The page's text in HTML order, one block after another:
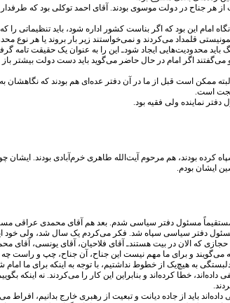
از هر جناح در دولت موسوی بودند. آقای احمد توکلی
امام این بود که اگر بناست کشور اداره شود، باید
قلمداد می‌کردند و نمی‌خواستند زیر بار بروند یا هر نوع
باید محدودیت‌هایی ایجاد شودـ این را به عنوان یک حقیقت تامه
می‌گفتند اگر امام در حال حاضر می‌گوید باید دست دولت بیشتر
ممکن است قبل از ما در آن دفتر عده‌ای هم بودند که نگاهشان
حجت است.
نماینده ولی فقیه بود.
کرده بودند، هم مرحوم آیت‌الله طاهری خرم‌آبادی بودند.
ایشان بودم.
مسئول دفتر سیاسی سپاه شد. فکر می‌کردم یک سال شد، ولی خود
الان در بیت هستندـ آقای فلاحیان، آقای یونسی، آقای محمدی
می‌گویند و برای ما مهم نیست این جناح، آن جناح، چپ و راست
درست است و ۹۹ نماینده‌ای که رأی منفی داده‌اند، خطا کرده‌اند و بنابراین این
باید از جاده دیانت و تبعیت از رهبری خارج بدانیم،